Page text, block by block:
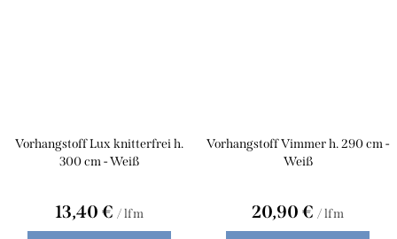
Vorhangstoff Lux knitterfrei h.
300 cm - Weiß
13,40 € / lfm
Vorhangstoff Vimmer h. 290 cm -
Weiß
20,90 € / lfm